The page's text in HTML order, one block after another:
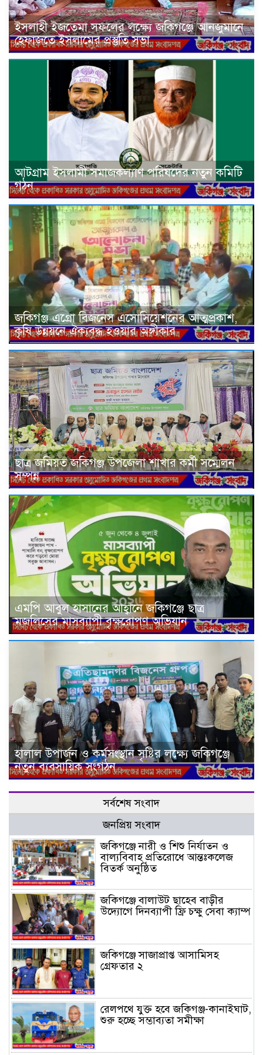
ইসলাহী ইজতেমা সফলের লক্ষ্যে জকিগঞ্জে আনজুমানে
হেফাজতে ইসলামের প্রস্তুতি সভা
আটগ্রাম ইসলামী সমাজকল্যাণ পরিষদের নতুন কমিটি
গঠন
জকিগঞ্জ এগ্রো বিজনেস এসোসিয়েশনের আত্মপ্রকাশ,
কৃষি উন্নয়নে ঐক্যবদ্ধ হওয়ার অঙ্গীকার
ছাত্র জমিয়ত জকিগঞ্জ উপজেলা শাখার কর্মী সম্মেলন
সম্পন্ন
এমপি আবুল হাসানের আহ্বানে জকিগঞ্জে ছাত্র
মজলিসের মাসব্যাপী বৃক্ষরোপণ অভিযান
হালাল উপার্জন ও কর্মসংস্থান সৃষ্টির লক্ষ্যে জকিগঞ্জে
নতুন ব্যবসায়িক সংগঠন
সর্বশেষ সংবাদ
জনপ্রিয় সংবাদ
জকিগঞ্জে নারী ও শিশু নির্যাতন ও
বাল্যবিবাহ প্রতিরোধে আন্তঃকলেজ
বিতর্ক অনুষ্ঠিত
জকিগঞ্জে বালাউট ছাহেব বাড়ীর
উদ্যোগে দিনব্যাপী ফ্রি চক্ষু সেবা ক্যাম্প
জকিগঞ্জে সাজাপ্রাপ্ত আসামিসহ
গ্রেফতার ২
রেলপথে যুক্ত হবে জকিগঞ্জ-কানাইঘাট,
শুরু হচ্ছে সম্ভাব্যতা সমীক্ষা